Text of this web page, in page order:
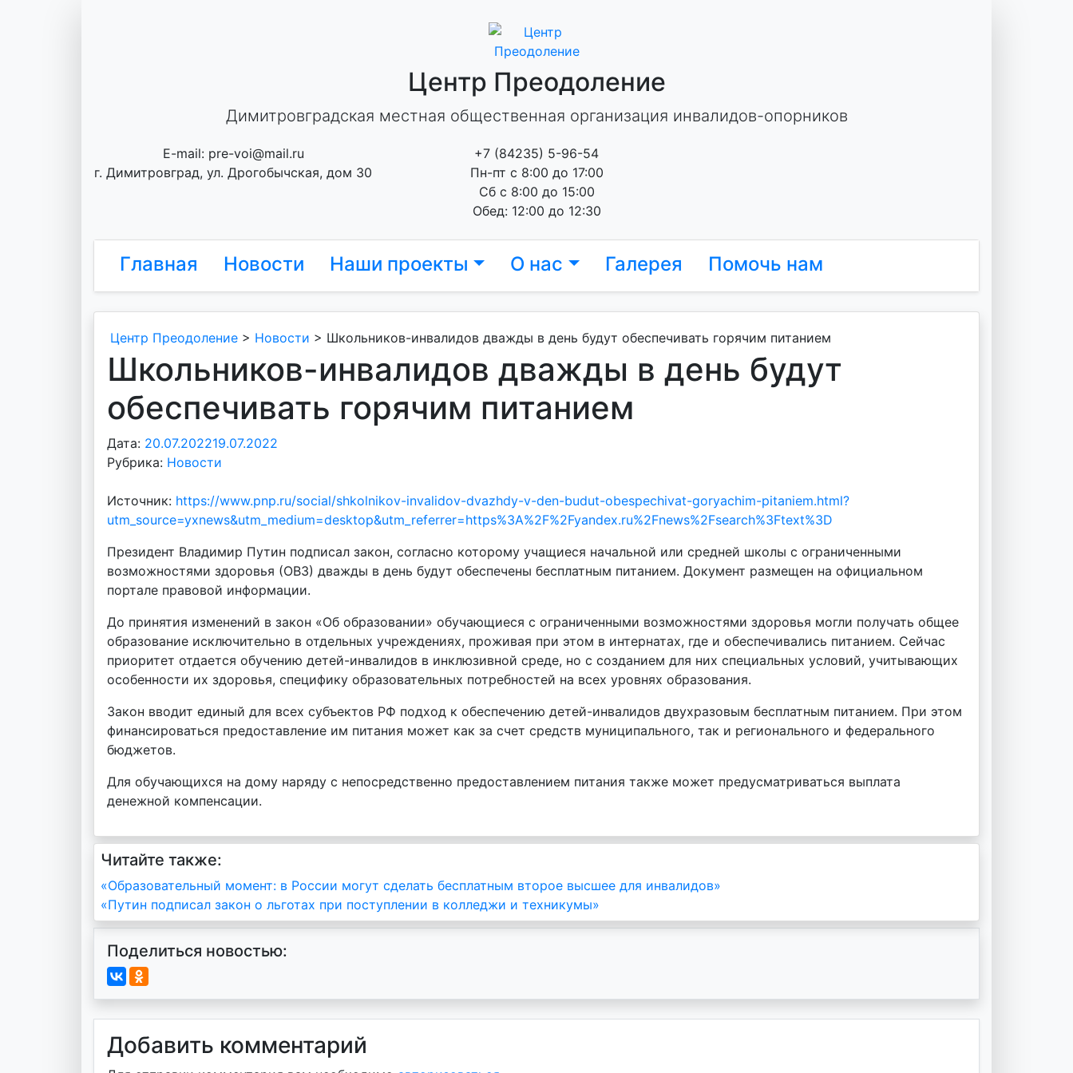
Центр Преодоление
Димитровградская местная общественная организация инвалидов-опорников
E-mail: pre-voi@mail.ru
г. Димитровград, ул. Дрогобычская, дом 30
+7 (84235) 5-96-54
Пн-пт с 8:00 до 17:00
Сб с 8:00 до 15:00
Обед: 12:00 до 12:30
Главная Новости Наши проекты О нас Галерея Помочь нам
Центр Преодоление > Новости > Школьников-инвалидов дважды в день будут обеспечивать горячим питанием
Школьников-инвалидов дважды в день будут
обеспечивать горячим питанием
Дата: 20.07.202219.07.2022
о
р
v
o
i
d
d
m
d
Рубрика: Новости
Источник: https://www.pnp.ru/social/shkolnikov-invalidov-dvazhdy-v-den-budut-obespechivat-goryachim-pitaniem.html?
utm_source=yxnews&utm_medium=desktop&utm_referrer=https%3A%2F%2Fyandex.ru%2Fnews%2Fsearch%3Ftext%3D
Президент Владимир Путин подписал закон, согласно которому учащиеся начальной или средней школы с ограниченными
возможностями здоровья (ОВЗ) дважды в день будут обеспечены бесплатным питанием. Документ размещен на официальном
портале правовой информации.
До принятия изменений в закон «Об образовании» обучающиеся с ограниченными возможностями здоровья могли получать общее
образование исключительно в отдельных учреждениях, проживая при этом в интернатах, где и обеспечивались питанием. Сейчас
приоритет отдается обучению детей-инвалидов в инклюзивной среде, но с созданием для них специальных условий, учитывающих
особенности их здоровья, специфику образовательных потребностей на всех уровнях образования.
Закон вводит единый для всех субъектов РФ подход к обеспечению детей-инвалидов двухразовым бесплатным питанием. При этом
финансироваться предоставление им питания может как за счет средств муниципального, так и регионального и федерального
бюджетов.
Для обучающихся на дому наряду с непосредственно предоставлением питания также может предусматриваться выплата
денежной компенсации.
Читайте также:
Навигация
по
записям
«Образовательный момент: в России могут сделать бесплатным второе высшее для инвалидов»
«Путин подписал закон о льготах при поступлении в колледжи и техникумы»
Поделиться новостью:
Добавить комментарий